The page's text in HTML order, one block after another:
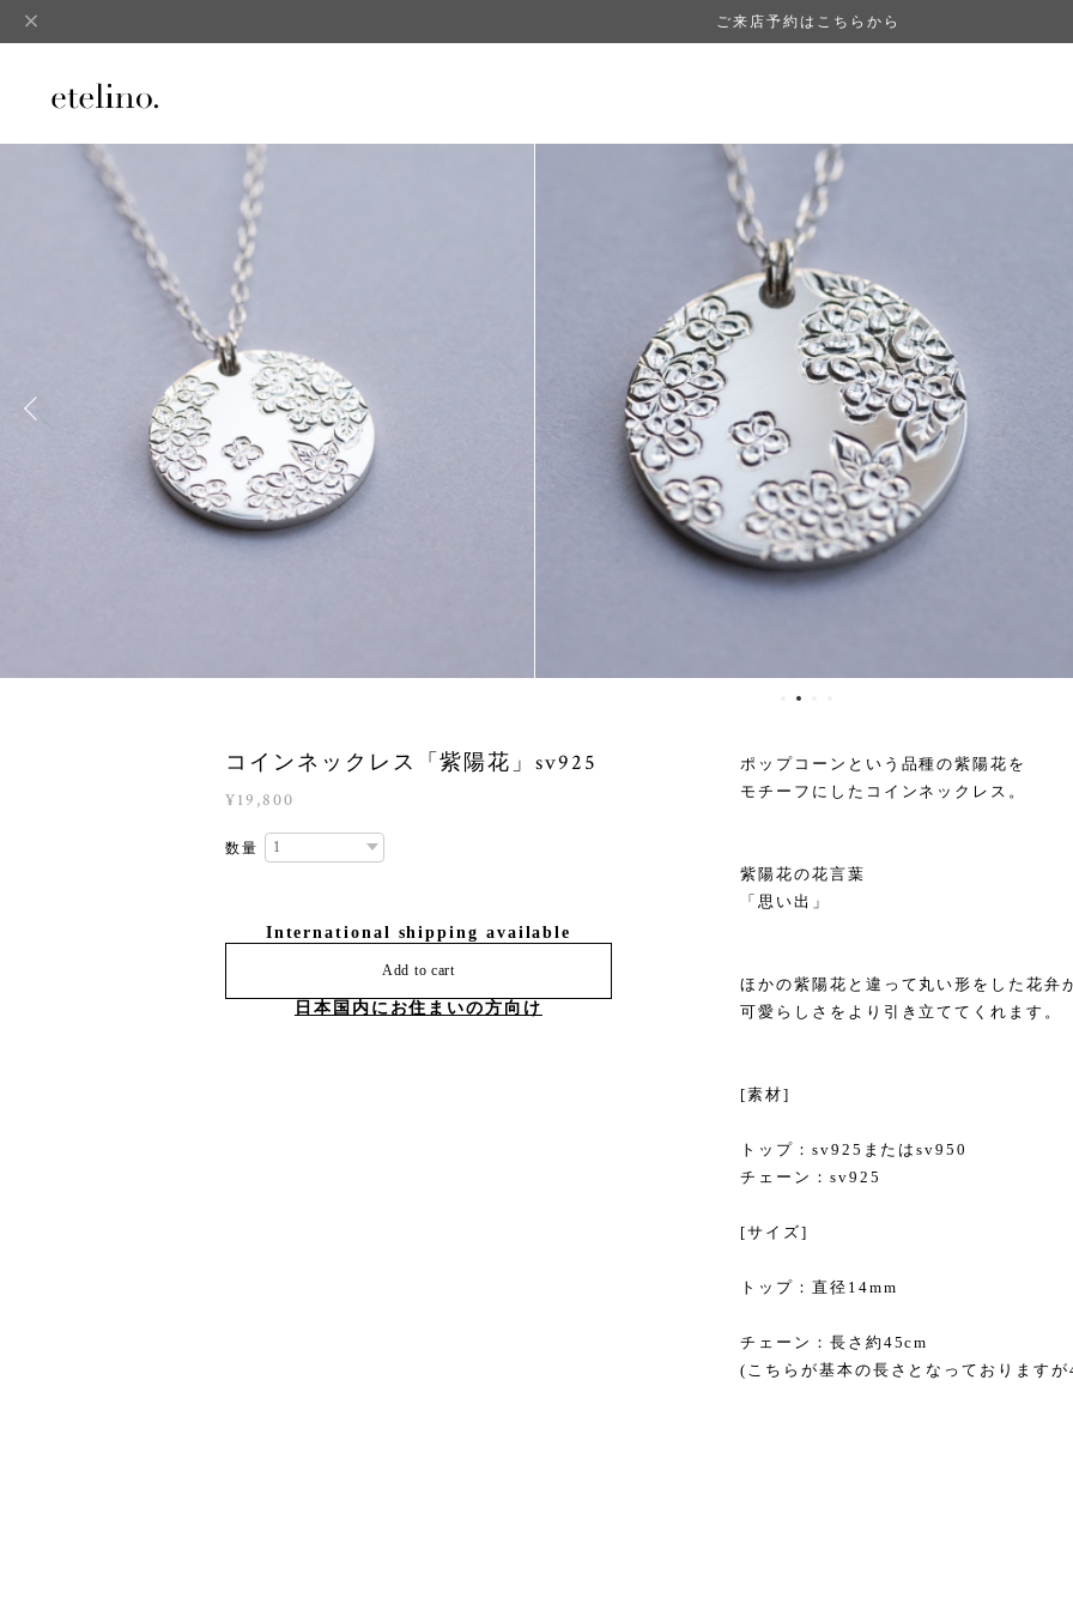
ご来店予約はこちらから
コインネックレス「紫陽花」sv925
¥19,800
数量
International shipping available
Add to cart
日本国内にお住まいの方向け
ポップコーンという品種の紫陽花を
モチーフにしたコインネックレス。
紫陽花の花言葉
「思い出」
ほかの紫陽花と違って丸い形をした花弁
可愛らしさをより引き立ててくれます。
[素材]
トップ：sv925またはsv950
チェーン：sv925
[サイズ]
トップ：直径14mm
チェーン：長さ約45cm
(こちらが基本の長さとなっております